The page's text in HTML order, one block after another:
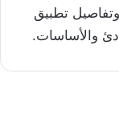
تطبيق
والأساسات.